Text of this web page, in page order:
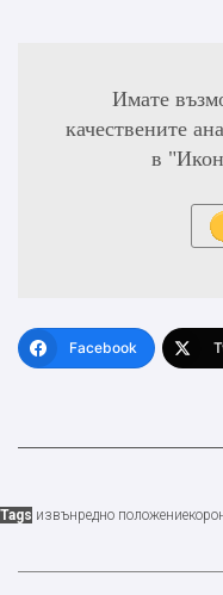
Имате
качествените
в
Facebook
Tags извънредно положение